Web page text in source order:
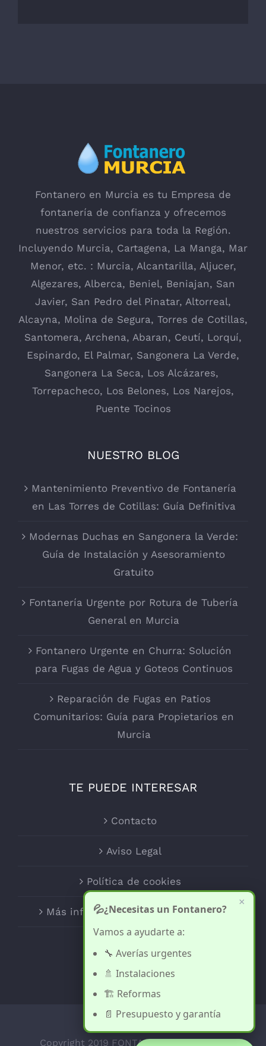
Fontanero en Murcia es tu Empresa de
fontanería de confianza y ofrecemos
nuestros servicios para toda la Región.
Incluyendo Murcia, Cartagena, La Manga, Mar
Menor, etc. : Murcia, Alcantarilla, Aljucer,
Algezares, Alberca, Beniel, Beniajan, San
Javier, San Pedro del Pinatar, Altorreal,
Alcayna, Molina de Segura, Torres de Cotillas,
Santomera, Archena, Abaran, Ceutí, Lorquí,
Espinardo, El Palmar, Sangonera La Verde,
Sangonera La Seca, Los Alcázares,
Torrepacheco, Los Belones, Los Narejos,
Puente Tocinos
NUESTRO BLOG
Mantenimiento Preventivo de Fontanería
en Las Torres de Cotillas: Guía Definitiva
Modernas Duchas en Sangonera la Verde:
Guía de Instalación y Asesoramiento
Gratuito
Fontanería Urgente por Rotura de Tubería
General en Murcia
Fontanero Urgente en Churra: Solución
para Fugas de Agua y Goteos Continuos
Reparación de Fugas en Patios
Comunitarios: Guía para Propietarios en
Murcia
TE PUEDE INTERESAR
Contacto
Aviso Legal
Política de cookies
Más información sobre las cookies
Copyright 2019 FONTANERO EN MURCIA
×
💦¿Necesitas un Fontanero?
Vamos a ayudarte a:
🔧 Averías urgentes
🚿 Instalaciones
🏗️ Reformas
📄 Presupuesto y garantía